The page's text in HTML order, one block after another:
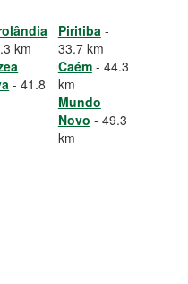
km
Piritiba-
33.7 km
- 41.8
Caém- 44.3
km
Mundo
Novo - 49.3
km